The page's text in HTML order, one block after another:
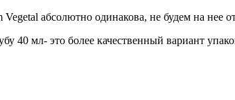
абсолютно одинакова, не будем на нее
40 мл- это более качественный вариант